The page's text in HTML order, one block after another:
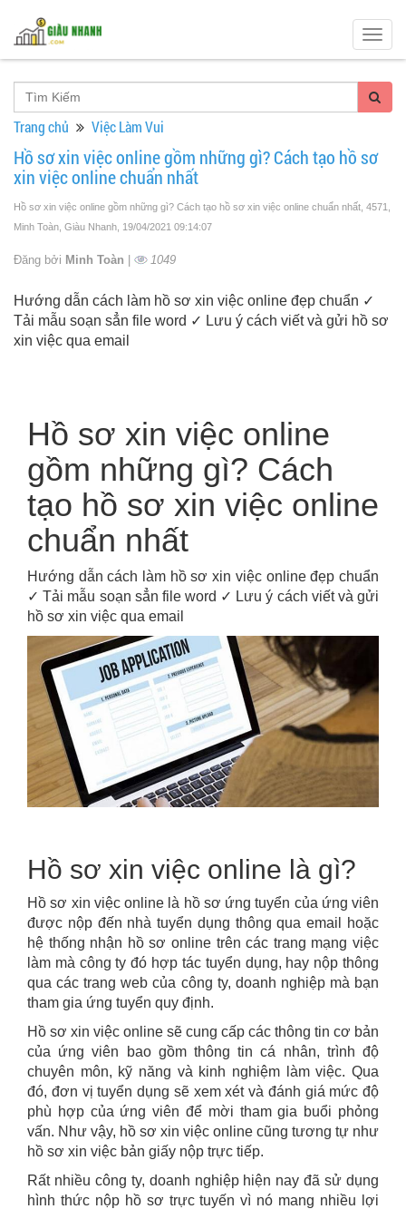
Trang chủ Việc Làm Vui
Hồ sơ xin việc online gồm những gì? Cách tạo hồ sơ
xin việc online chuẩn nhất
Hồ sơ xin việc online gồm những gì? Cách tạo hồ sơ xin việc online chuẩn nhất, 4571,
Minh Toàn, Giàu Nhanh , 19/04/2021 09:14:07
Đăng bởi Minh Toàn | 1049
Hướng dẫn cách làm hồ sơ xin việc online đẹp chuẩn ✓
Tải mẫu soạn sẳn file word ✓ Lưu ý cách viết và gửi hồ sơ
xin việc qua email
Hồ sơ xin việc online
gồm những gì? Cách
tạo hồ sơ xin việc online
chuẩn nhất
Hướng dẫn cách làm hồ sơ xin việc online đẹp chuẩn
✓ Tải mẫu soạn sẳn file word ✓ Lưu ý cách viết và gửi
hồ sơ xin việc qua email
Hồ sơ xin việc online là gì?
Hồ sơ xin việc online là hồ sơ ứng tuyển của ứng viên
được nộp đến nhà tuyển dụng thông qua email hoặc
hệ thống nhận hồ sơ online trên các trang mạng việc
làm mà công ty đó hợp tác tuyển dụng, hay nộp thông
qua các trang web của công ty, doanh nghiệp mà bạn
tham gia ứng tuyển quy định.
Hồ sơ xin việc online sẽ cung cấp các thông tin cơ bản
của ứng viên bao gồm thông tin cá nhân, trình độ
chuyên môn, kỹ năng và kinh nghiệm làm việc. Qua
đó, đơn vị tuyển dụng sẽ xem xét và đánh giá mức độ
phù hợp của ứng viên để mời tham gia buổi phỏng
vấn. Như vậy, hồ sơ xin việc online cũng tương tự như
hồ sơ xin việc bản giấy nộp trực tiếp.
Rất nhiều công ty, doanh nghiệp hiện nay đã sử dụng
hình thức nộp hồ sơ trực tuyến vì nó mang nhiều lợi